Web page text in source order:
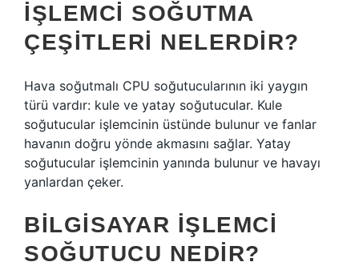
İŞLEMCI SOĞUTMA
ÇEŞITLERI NELERDIR?
Hava soğutmalı CPU soğutucularının iki yaygın
türü vardır: kule ve yatay soğutucular. Kule
soğutucular işlemcinin üstünde bulunur ve fanlar
havanın doğru yönde akmasını sağlar. Yatay
soğutucular işlemcinin yanında bulunur ve havayı
yanlardan çeker.
BILGISAYAR IŞLEMCI
SOĞUTUCU NEDIR?